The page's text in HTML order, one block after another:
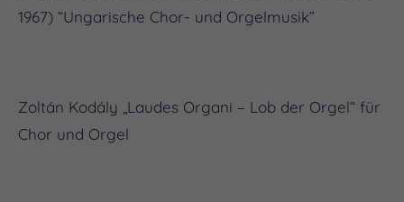
1967) “Ungarische Chor- und Orgelmusik”
Zoltán Kodály „Laudes Organi – Lob der Orgel“ für
Chor und Orgel